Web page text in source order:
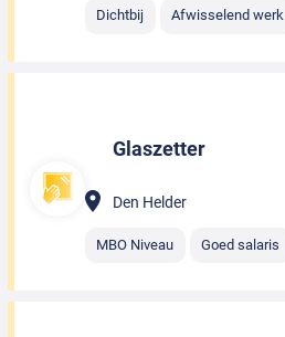
Dichtbij Afwisselend werk
Glaszetter
Den Helder
MBO Niveau Goed salaris